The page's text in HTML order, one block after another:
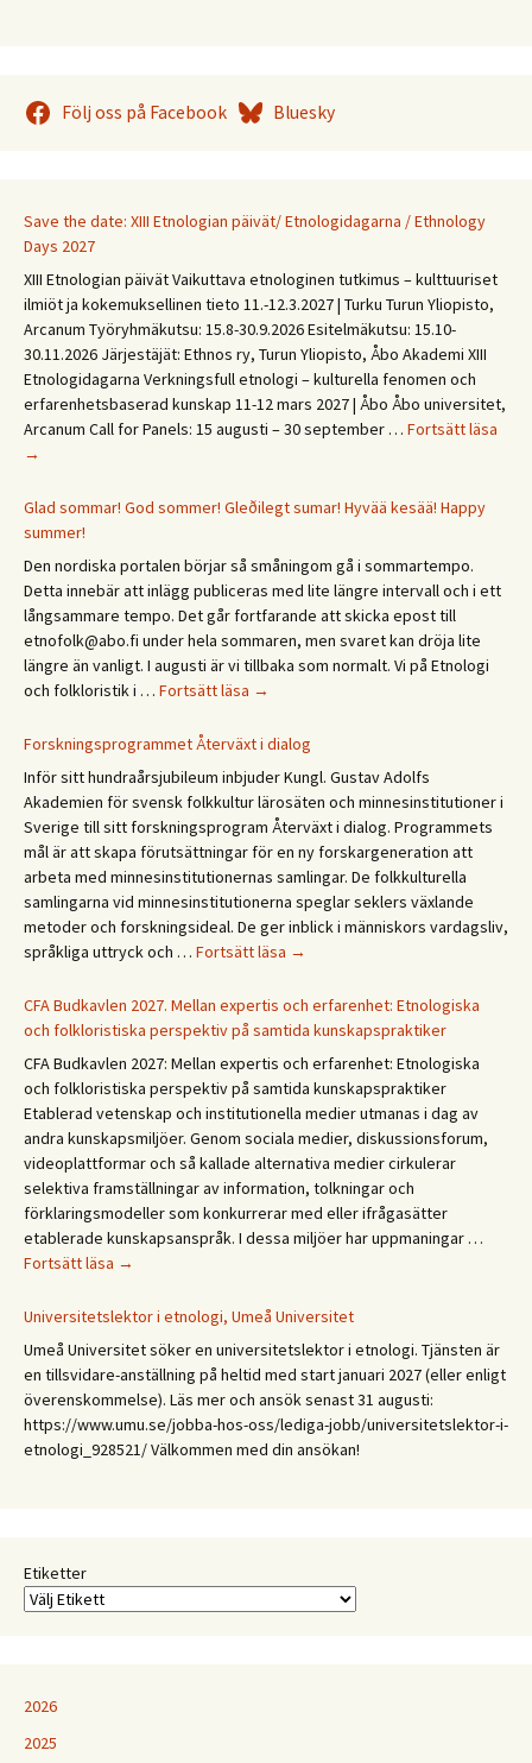
Följ oss på Facebook Bluesky
Save the date: XIII Etnologian päivät/ Etnologidagarna / Ethnology
Days 2027
XIII Etnologian päivät Vaikuttava etnologinen tutkimus – kulttuuriset
ilmiöt ja kokemuksellinen tieto 11.-12.3.2027 | Turku Turun Yliopisto,
Arcanum Työryhmäkutsu: 15.8-30.9.2026 Esitelmäkutsu: 15.10-
30.11.2026 Järjestäjät: Ethnos ry, Turun Yliopisto, Åbo Akademi XIII
Etnologidagarna Verkningsfull etnologi – kulturella fenomen och
erfarenhetsbaserad kunskap 11-12 mars 2027 | Åbo Åbo universitet,
Arcanum Call for Panels: 15 augusti – 30 september … Fortsätt läsa
/
→
Glad sommar! God sommer! Gleðilegt sumar! Hyvää kesää! Happy
summer!
Den nordiska portalen börjar så småningom gå i sommartempo.
Detta innebär att inlägg publiceras med lite längre intervall och i ett
långsammare tempo. Det går fortfarande att skicka epost till
etnofolk@abo.fi under hela sommaren, men svaret kan dröja lite
längre än vanligt. I augusti är vi tillbaka som normalt. Vi på Etnologi
och folkloristik i … Fortsätt läsa Glad
God
Gleðilegt
sumar!
Hyvää
kesää!
Happy
summer!
→
Forskningsprogrammet Återväxt i dialog
Inför sitt hundraårsjubileum inbjuder Kungl. Gustav Adolfs
Akademien för svensk folkkultur lärosäten och minnesinstitutioner i
Sverige till sitt forskningsprogram Återväxt i dialog. Programmets
mål är att skapa förutsättningar för en ny forskargeneration att
arbeta med minnesinstitutionernas samlingar. De folkkulturella
samlingarna vid minnesinstitutionerna speglar seklers växlande
metoder och forskningsideal. De ger inblick i människors vardagsliv,
språkliga uttryck och … Fortsätt läsa Forskningsprogrammet
i
dialog
→
CFA Budkavlen 2027. Mellan expertis och erfarenhet: Etnologiska
och folkloristiska perspektiv på samtida kunskapspraktiker
CFA Budkavlen 2027: Mellan expertis och erfarenhet: Etnologiska
och folkloristiska perspektiv på samtida kunskapspraktiker
Etablerad vetenskap och institutionella medier utmanas i dag av
andra kunskapsmiljöer. Genom sociala medier, diskussionsforum,
videoplattformar och så kallade alternativa medier cirkulerar
selektiva framställningar av information, tolkningar och
förklaringsmodeller som konkurrerar med eller ifrågasätter
etablerade kunskapsanspråk. I dessa miljöer har uppmaningar …
Fortsätt läsa CFA
2027.
expertis
och
erfarenhet:
Etnologiska
och
kunskapspraktiker
→
Universitetslektor i etnologi, Umeå Universitet
Umeå Universitet söker en universitetslektor i etnologi. Tjänsten är
en tillsvidare-anställning på heltid med start januari 2027 (eller enligt
överenskommelse). Läs mer och ansök senast 31 augusti:
https://www.umu.se/jobba-hos-oss/lediga-jobb/universitetslektor-i-
etnologi_928521/ Välkommen med din ansökan!
Etiketter
2026
2025